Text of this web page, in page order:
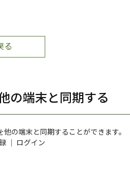
る
の端末と同期する
の端末と同期することができます。
ログイン